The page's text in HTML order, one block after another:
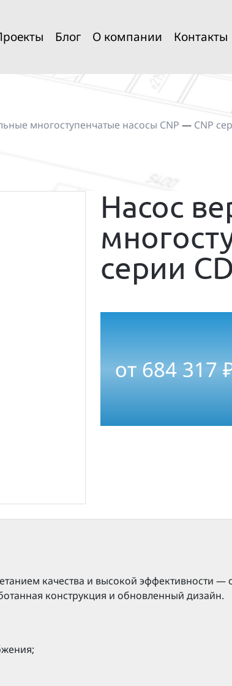
Блог О компании Контакты
многоступенчатые насосы CNP — CNP
Насос
серии
от 684 317
качества и высокой эффективности —
конструкция и обновленный дизайн.